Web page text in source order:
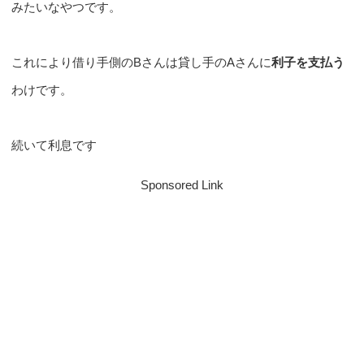
みたいなやつです。
これにより借り手側のBさんは貸し手のAさんに利子を支払う
わけです。
続いて利息です
Sponsored Link